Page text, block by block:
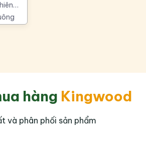
hàng Kingwood
và phân phối sản phẩm